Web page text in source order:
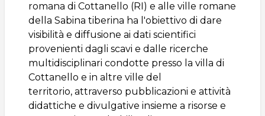
romana di Cottanello (RI) e alle ville romane
della Sabina tiberina ha l'obiettivo di dare
visibilità e diffusione ai dati scientifici
provenienti dagli scavi e dalle ricerche
multidisciplinari condotte presso la villa di
Cottanello e in altre ville del
territorio, attraverso pubblicazioni e attività
didattiche e divulgative insieme a risorse e